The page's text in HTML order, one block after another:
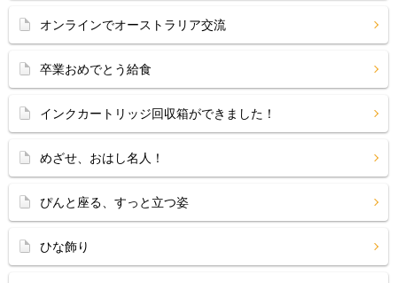
オンラインでオーストラリア交流
卒業おめでとう給食
インクカートリッジ回収箱ができました！
めざせ、おはし名人！
ぴんと座る、すっと立つ姿
ひな飾り